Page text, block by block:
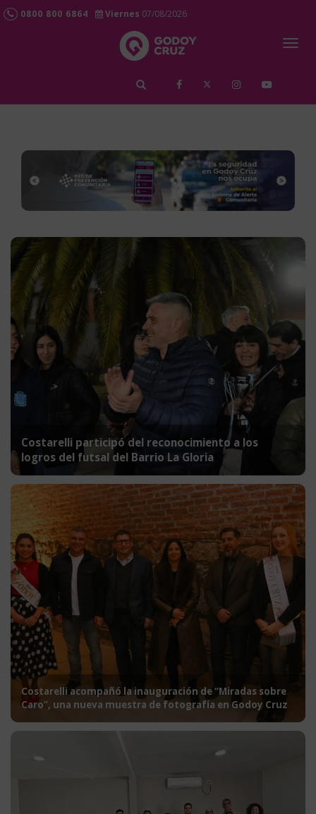
0800 800 6864 Viernes 07/08/2026
Costarelli participó del reconocimiento a los
logros del futsal del Barrio La Gloria
Costarelli acompañó la inauguración de “Miradas sobre
Caro”, una nueva muestra de fotografía en Godoy Cruz